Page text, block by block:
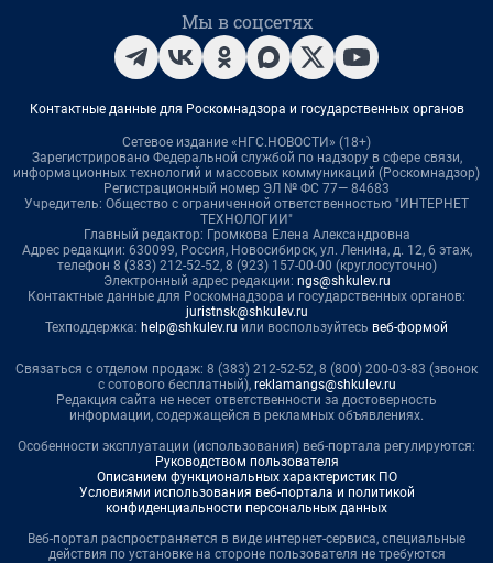
Мы в соцсетях
Контактные данные для Роскомнадзора и государственных органов
Сетевое издание «НГС.НОВОСТИ» (18+)
Зарегистрировано Федеральной службой по надзору в сфере связи,
информационных технологий и массовых коммуникаций (Роскомнадзор)
Регистрационный номер ЭЛ № ФС 77— 84683
Учредитель: Общество с ограниченной ответственностью "ИНТЕРНЕТ
ТЕХНОЛОГИИ"
Главный редактор: Громкова Елена Александровна
Адрес редакции: 630099, Россия, Новосибирск, ул. Ленина, д. 12, 6 этаж,
телефон 8 (383) 212-52-52, 8 (923) 157-00-00 (круглосуточно)
Электронный адрес редакции: ngs@shkulev.ru
Контактные данные для Роскомнадзора и государственных органов:
juristnsk@shkulev.ru
Техподдержка: help@shkulev.ru или воспользуйтесь веб-формой
Связаться с отделом продаж: 8 (383) 212-52-52, 8 (800) 200-03-83 (звонок
с сотового бесплатный), reklamangs@shkulev.ru
Редакция сайта не несет ответственности за достоверность
информации, содержащейся в рекламных объявлениях.
Особенности эксплуатации (использования) веб-портала регулируются:
Руководством пользователя
Описанием функциональных характеристик ПО
Условиями использования веб-портала и политикой
конфиденциальности персональных данных
Веб-портал распространяется в виде интернет-сервиса, специальные
действия по установке на стороне пользователя не требуются